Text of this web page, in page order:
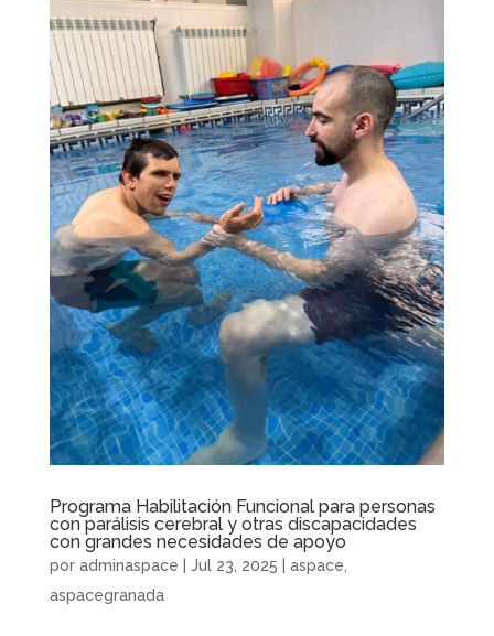
Programa Habilitación Funcional para personas
con parálisis cerebral y otras discapacidades
con grandes necesidades de apoyo
por adminaspace Jul 23, 2025 aspace
aspacegranada